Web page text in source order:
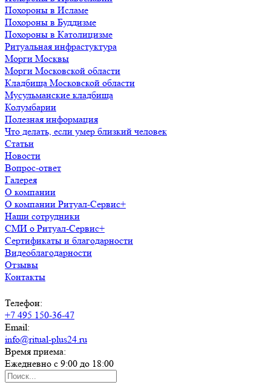
Похороны в Исламе
Похороны в Буддизме
Похороны в Католицизме
Ритуальная инфрастуктура
Морги Москвы
Морги Московской области
Кладбища Московской области
Мусульманские кладбища
Колумбарии
Полезная информация
Что делать, если умер близкий человек
Статьи
Новости
Вопрос-ответ
Галерея
О компании
О компании Ритуал-Сервис+
Наши сотрудники
СМИ о Ритуал-Сервис+
Сертификаты и благодарности
Видеоблагодарности
Отзывы
Контакты
Телефон:
+7 495 150-36-47
Email:
info@ritual-plus24.ru
Время приема:
Ежедневно с 9:00 до 18:00